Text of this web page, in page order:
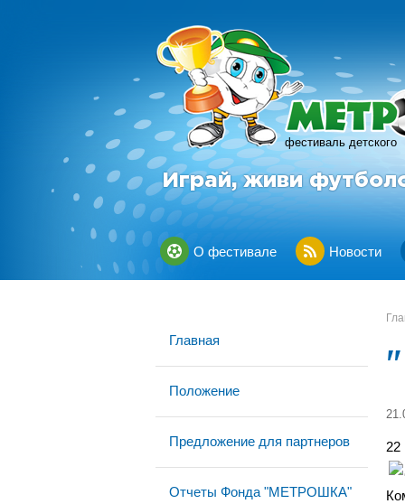
фестиваль детского
Играй, живи
О фестивале Новости
Главная
Положение
Предложение для партнеров
Отчеты Фонда "МЕТРОШКА"
22